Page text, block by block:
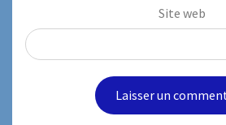
Site web